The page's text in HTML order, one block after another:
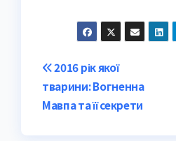
Post
navigation
2016 рік якої
тварини: Вогненна
Мавпа та її секрети